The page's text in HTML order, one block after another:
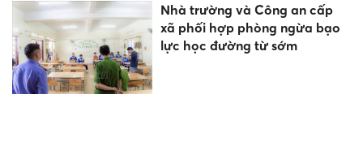
Nhà trường và Công an cấp
xã phối hợp phòng ngừa bạo
lực học đường từ sớm